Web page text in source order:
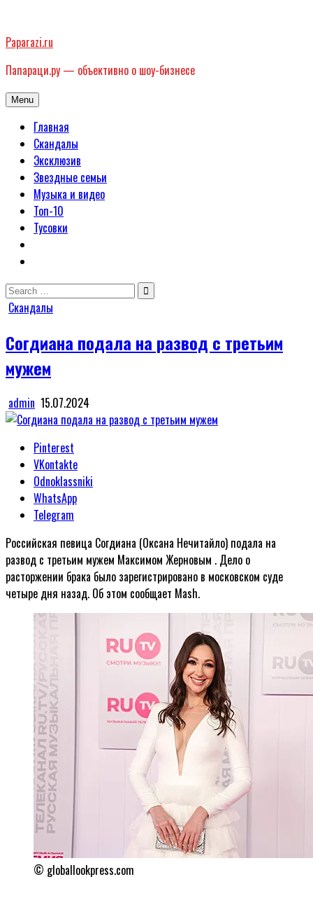
content
Paparazi.ru
Папараци.ру — объективно о шоу-бизнесе
Menu
Главная
Скандалы
Эксклюзив
Звездные семьи
Музыка и видео
Топ-10
Тусовки
Search
for:
Posted
Скандалы
Согдиана подала на развод с третьим
мужем
admin 15.07.2024
Pinterest
VKontakte
Odnoklassniki
WhatsApp
Telegram
Российская певица Согдиана (Оксана Нечитайло) подала на
развод с третьим мужем Максимом Жерновым . Дело о
расторжении брака было зарегистрировано в московском суде
четыре дня назад. Об этом сообщает Mash.
© globallookpress.com